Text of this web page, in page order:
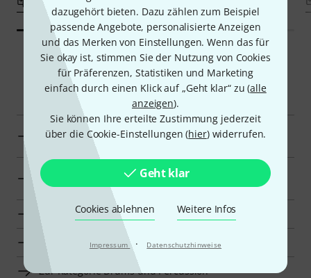
dazugehört bieten. Dazu zählen zum Beispiel
passende Angebote, personalisierte Anzeigen
und das Merken von Einstellungen. Wenn das für
Sie okay ist, stimmen Sie der Nutzung von Cookies
für Präferenzen, Statistiken und Marketing
einfach durch einen Klick auf „Geht klar“ zu (alle
anzeigen).
Sie können Ihre erteilte Zustimmung jederzeit
über die Cookie-Einstellungen (hier) widerrufen.
Geht klar
Cookies ablehnen Weitere Infos
Impressum · Datenschutzhinweise
Smart Navigator
Hardcase Taschen und Koffer für Hardware zur
Taschen und Koffer für Hardware für 300 €–400 €
anzeigen
Zur Kategorie Taschen und Koffer für Hardware
Zur Kategorie Taschen und Koffer für Drums
Zur Kategorie Drums und Percussion